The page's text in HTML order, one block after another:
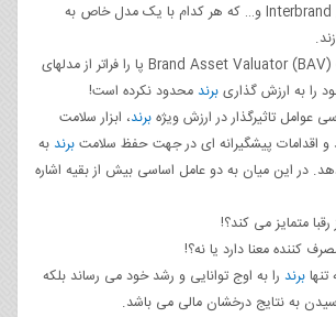
شرکت های Interbrand , BrandZ و… که هر کدام با یک مدل خاص به
اما در این میان شرکت (Brand Asset Valuator (BAV پا را فراتر از مدلهای
را به ارزش گذاریبرند محدود نکرده است!
عوامل تاثیرگذار در ارزش ویژهبرند، ابزار سلامت
اقدامات پیشگیرانه ای در جهت حفظ سلامتبرند به
در این میان به دو عامل اساسی بیش از بقیه اشاره
متمایز می کند؟!
تنهابرند را به اوج توانایی و رشد خود می رساند بلکه
به نتایج درخشان مالی می باشد.